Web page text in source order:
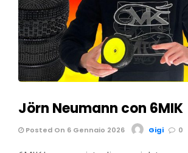
Jörn Neumann con 6MIK
Posted On 6 Gennaio 2026 Gigi 0